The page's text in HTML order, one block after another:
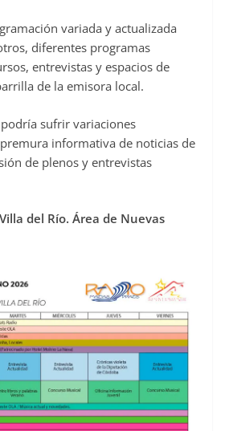
variada y actualizada
diferentes programas
entrevistas y espacios de
de la emisora local.
sufrir variaciones
informativa de noticias de
de plenos y entrevistas
del Río. Área de Nuevas